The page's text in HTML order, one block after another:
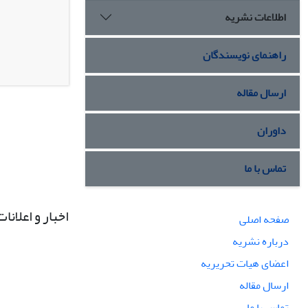
اطلاعات نشریه
راهنمای نویسندگان
ارسال مقاله
داوران
تماس با ما
صفحه اصلی
درباره نشریه
اعضای هیات تحریریه
ارسال مقاله
اخبار و